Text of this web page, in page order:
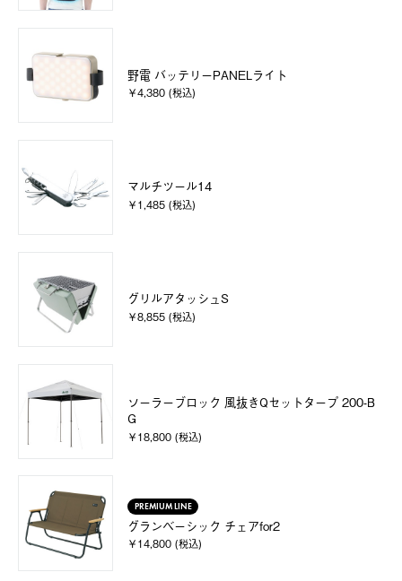
野電 バッテリーPANELライト
￥4,380 (税込)
マルチツール14
￥1,485 (税込)
グリルアタッシュS
￥8,855 (税込)
ソーラーブロック 風抜きQセットタープ 200-B
G
￥18,800 (税込)
PREMIUM LINE
グランベーシック チェアfor2
￥14,800 (税込)